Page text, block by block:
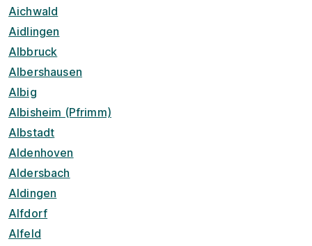
Aichwald
Aidlingen
Albbruck
Albershausen
Albig
Albisheim (Pfrimm)
Albstadt
Aldenhoven
Aldersbach
Aldingen
Alfdorf
Alfeld